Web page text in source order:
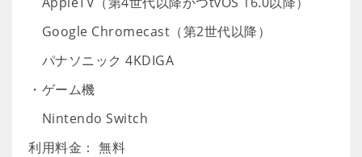
Google Chromecast（第2世代以降）
パナソニック 4KDIGA
・ゲーム機
Nintendo Switch
利用料金： 無料